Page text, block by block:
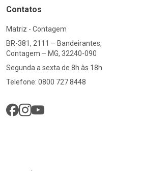
Contatos
Matriz - Contagem
BR-381, 2111 – Bandeirantes,
Contagem – MG, 32240-090
Segunda a sexta de 8h às 18h
Telefone: 0800 727 8448